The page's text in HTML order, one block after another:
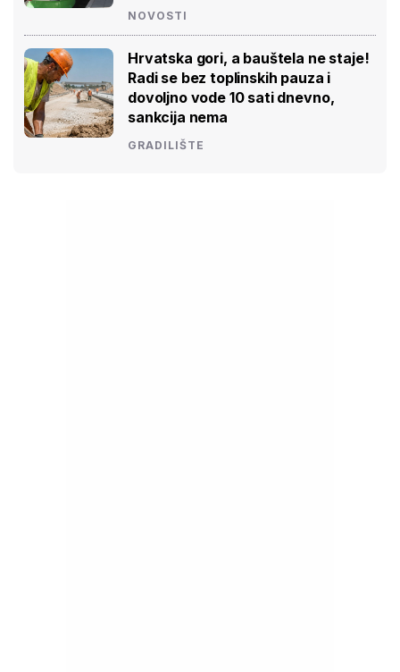
NOVOSTI
Hrvatska gori, a bauštela ne staje!
Radi se bez toplinskih pauza i
dovoljno vode 10 sati dnevno,
sankcija nema
GRADILIŠTE